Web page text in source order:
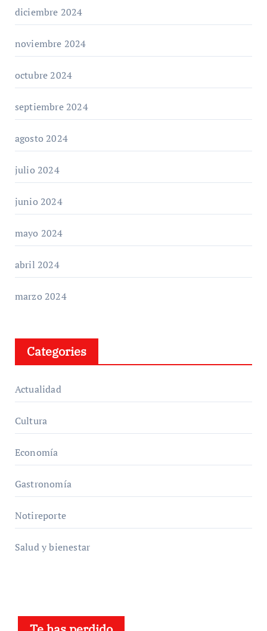
diciembre 2024
noviembre 2024
octubre 2024
septiembre 2024
agosto 2024
julio 2024
junio 2024
mayo 2024
abril 2024
marzo 2024
Categories
Actualidad
Cultura
Economía
Gastronomía
Notireporte
Salud y bienestar